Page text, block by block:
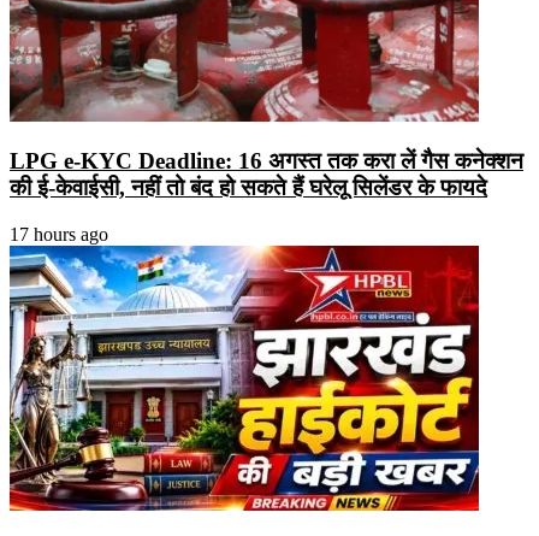
LPG e-KYC Deadline: 16 अगस्त तक करा लें गैस कनेक्शन
की ई-केवाईसी, नहीं तो बंद हो सकते हैं घरेलू सिलेंडर के फायदे
17 hours ago